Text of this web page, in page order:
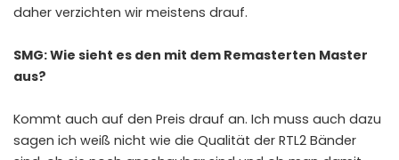
daher verzichten wir meistens drauf.
SMG: Wie sieht es den mit dem Remasterten Master
aus?
Kommt auch auf den Preis drauf an. Ich muss auch dazu
sagen ich weiß nicht wie die Qualität der RTL2 Bänder